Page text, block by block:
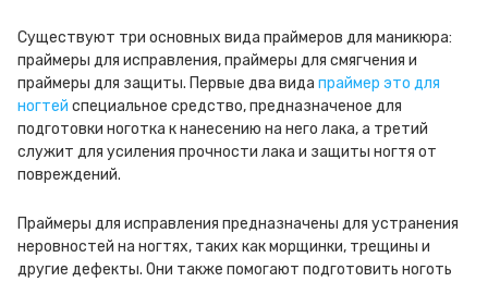
Существуют три основных вида праймеров для маникюра:
праймеры для исправления, праймеры для смягчения и
праймеры для защиты. Первые два вида праймер это для
ногтей специальное средство, предназначеное для
подготовки ноготка к нанесению на него лака, а третий
служит для усиления прочности лака и защиты ногтя от
повреждений.
Праймеры для исправления предназначены для устранения
неровностей на ногтях, таких как морщинки, трещины и
другие дефекты. Они также помогают подготовить ноготь